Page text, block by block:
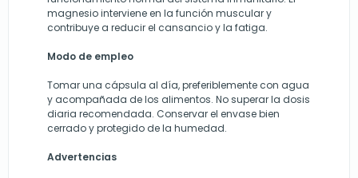
magnesio interviene en la función muscular y
contribuye a reducir el cansancio y la fatiga.
Modo de empleo
Tomar una cápsula al día, preferiblemente con agua
y acompañada de los alimentos. No superar la dosis
diaria recomendada. Conservar el envase bien
cerrado y protegido de la humedad.
Advertencias